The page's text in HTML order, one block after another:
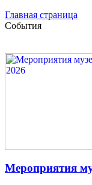
Главная страница
События
Мероприятия